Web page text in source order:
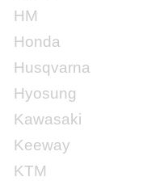
HM
Honda
Husqvarna
Hyosung
Kawasaki
Keeway
KTM